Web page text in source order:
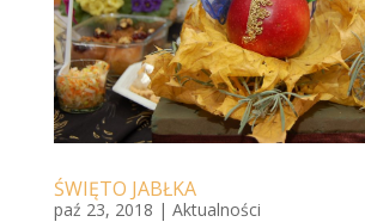
ŚWIĘTO JABŁKA
paź 23, 2018 | Aktualności